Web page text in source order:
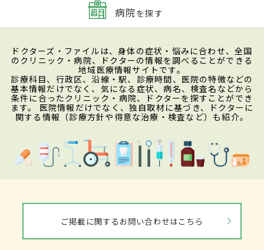
病院を探す
ドクターズ・ファイルは、身体の症状・悩みに合わせ、全国
のクリニック・病院、ドクターの情報を調べることができる
地域医療情報サイトです。
診療科目、行政区、沿線・駅、診療時間、医院の特徴などの
基本情報だけでなく、気になる症状、病名、検査名などから
条件に合ったクリニック・病院、ドクターを探すことができ
ます。 医院情報だけでなく、独自取材に基づき、ドクターに
関する情報（診療方針や得意な治療・検査など）も紹介。
ご掲載に関するお問い合わせはこちら